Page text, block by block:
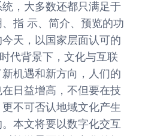
，大多数还都只满足于
指 示、简介、预览的功
天，以国家层面认可的
代背景下，文化与互联
机遇和新方向，人们的
日益增高，不但要在技
不可否认地域文化产生
本文将要以数字化交互